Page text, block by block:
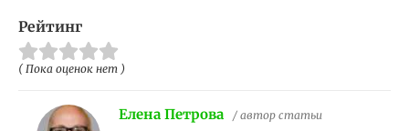
Рейтинг
( Пока оценок нет )
Елена Петрова / автор статьи